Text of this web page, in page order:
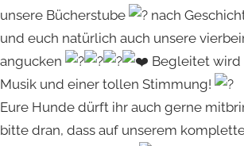
unsere Bücherstube
nach
und euch natürlich auch unsere
angucken
Begleitet wird
Musik und einer tollen Stimmung!
Eure Hunde dürft ihr auch gerne
bitte dran, dass auf unserem